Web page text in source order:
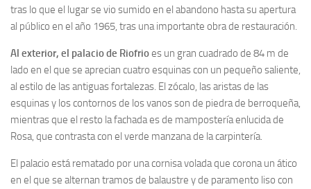
tras lo que el lugar se vio sumido en el abandono hasta su apertura
al público en el año 1965, tras una importante obra de restauración.
Al exterior, el palacio de Riofrioes un gran cuadrado de 84 m de
lado en el que se aprecian cuatro esquinas con un pequeño saliente,
al estilo de las antiguas fortalezas. El zócalo, las aristas de las
esquinas y los contornos de los vanos son de piedra de berroqueña,
mientras que el resto la fachada es de mampostería enlucida de
Rosa, que contrasta con el verde manzana de la carpintería.
El palacio está rematado por una cornisa volada que corona un ático
en el que se alternan tramos de balaustre y de paramento liso con